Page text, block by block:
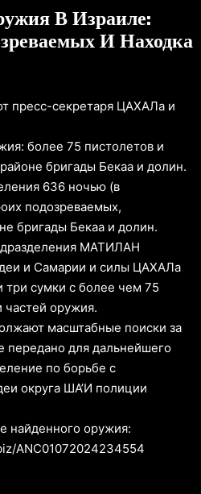
В Израиле:
И Находка
пресс-секретаря ЦАХАЛа и
более 75 пистолетов и
бригады Бекаа и долин.
636 ночью (в
подозреваемых,
бригады Бекаа и долин.
МАТИЛАН
и Самарии и силы ЦАХАЛа
три сумки с более чем 75
частей оружия.
масштабные поиски за
для дальнейшего
по борьбе с
округа ША’И полиции
найденного оружия:
ANC01072024234554